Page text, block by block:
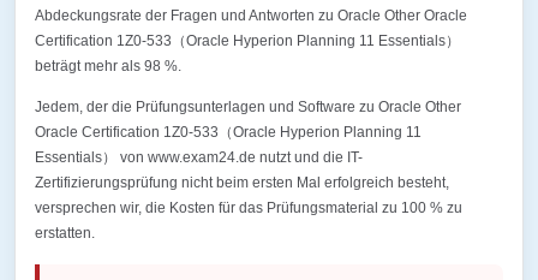
Abdeckungsrate der Fragen und Antworten zu Oracle Other Oracle
Certification 1Z0-533（Oracle Hyperion Planning 11 Essentials）
beträgt mehr als 98 %.
Jedem, der die Prüfungsunterlagen und Software zu Oracle Other
Oracle Certification 1Z0-533（Oracle Hyperion Planning 11
Essentials） von www.exam24.de nutzt und die IT-
Zertifizierungsprüfung nicht beim ersten Mal erfolgreich besteht,
versprechen wir, die Kosten für das Prüfungsmaterial zu 100 % zu
erstatten.